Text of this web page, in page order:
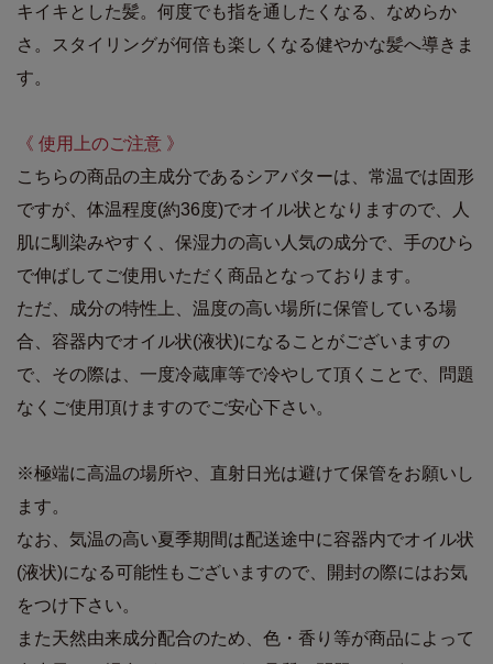
キイキとした髪。何度でも指を通したくなる、なめらか
さ。スタイリングが何倍も楽しくなる健やかな髪へ導きま
す。
《 使用上のご注意 》
こちらの商品の主成分であるシアバターは、常温では固形
ですが、体温程度(約36度)でオイル状となりますので、人
肌に馴染みやすく、保湿力の高い人気の成分で、手のひら
で伸ばしてご使用いただく商品となっております。
ただ、成分の特性上、温度の高い場所に保管している場
合、容器内でオイル状(液状)になることがございますの
で、その際は、一度冷蔵庫等で冷やして頂くことで、問題
なくご使用頂けますのでご安心下さい。
※極端に高温の場所や、直射日光は避けて保管をお願いし
ます。
なお、気温の高い夏季期間は配送途中に容器内でオイル状
(液状)になる可能性もございますので、開封の際にはお気
をつけ下さい。
また天然由来成分配合のため、色・香り等が商品によって